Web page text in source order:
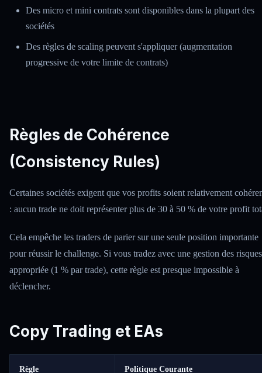
Des micro et mini contrats sont disponibles dans la plupart des
sociétés
Des règles de scaling peuvent s'appliquer (augmentation
progressive de votre limite de contrats)
Règles de Cohérence
(Consistency Rules)
Certaines sociétés exigent que vos profits soient relativement
: aucun trade ne doit représenter plus de 30 à 50 % de votre profit
Cela empêche les traders de parier sur une seule position importante
pour réussir le challenge. Si vous tradez avec une gestion des risques
appropriée (1 % par trade), cette règle est presque impossible à
déclencher.
Copy Trading et EAs
Règle Politique Courante